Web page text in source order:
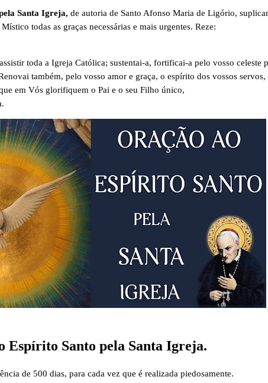
Santa Igreja, de autoria de Santo Afonso Maria de Ligório,
todas as graças necessárias e mais urgentes. Reze:
toda a Igreja Católica; sustentai-a, fortificai-a pelo vosso celeste
também, pelo vosso amor e graça, o espírito dos vossos servos,
em Vós glorifiquem o Pai e o seu Filho único,
Espírito Santo pela Santa Igreja.
de 500 dias, para cada vez que é realizada piedosamente.